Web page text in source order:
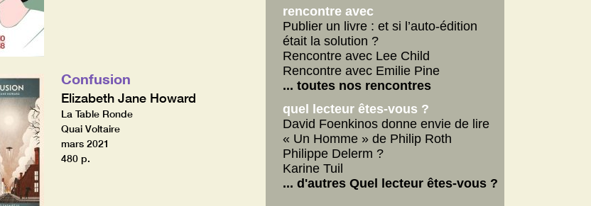
Confusion
Elizabeth Jane Howard
La Table Ronde
Quai Voltaire
mars 2021
480 p.
... lire les autres
rencontre avec
Publier un livre : et si l’auto-édition
était la solution ?
Rencontre avec Lee Child
Rencontre avec Emilie Pine
... toutes nos rencontres
quel lecteur êtes-vous ?
David Foenkinos donne envie de lire
« Un Homme » de Philip Roth
Philippe Delerm ?
Karine Tuil
... d'autres Quel lecteur êtes-vous ?